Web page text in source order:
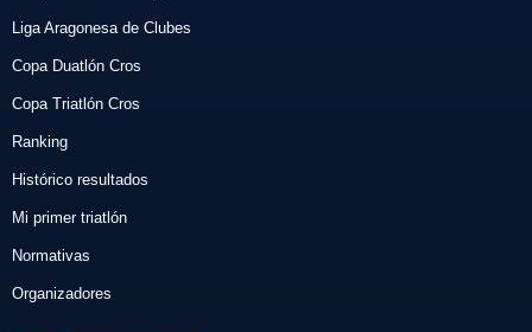
Liga Aragonesa de Clubes
Copa Duatlón Cros
Copa Triatlón Cros
Ranking
Histórico resultados
Mi primer triatlón
Normativas
Organizadores